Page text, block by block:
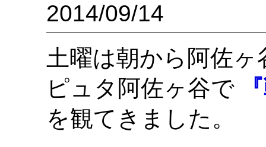
2014/09/14
土曜は朝から阿佐
ピュタ阿佐ヶ谷で
を観てきました。